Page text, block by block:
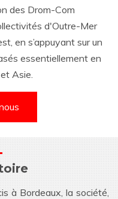
des Drom-Com
d'Outre-Mer
en s’appuyant sur un
essentiellement en
Asie.
à Bordeaux, la société,